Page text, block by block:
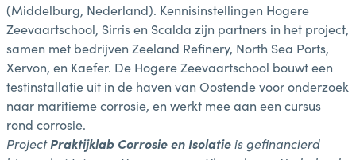
(Middelburg, Nederland). Kennisinstellingen Hogere
Zeevaartschool, Sirris en Scalda zijn partners in het project,
samen met bedrijven Zeeland Refinery, North Sea Ports,
Xervon, en Kaefer. De Hogere Zeevaartschool bouwt een
testinstallatie uit in de haven van Oostende voor onderzoek
naar maritieme corrosie, en werkt mee aan een cursus
rond corrosie.
ProjectPraktijklab Corrosie en Isolatieis gefinancierd